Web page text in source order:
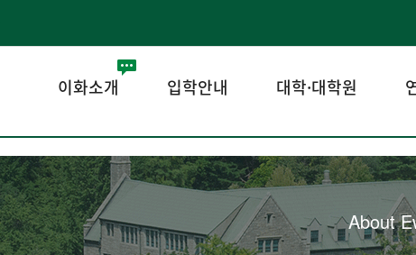
이화소개 입학안내 대학·대학원
About